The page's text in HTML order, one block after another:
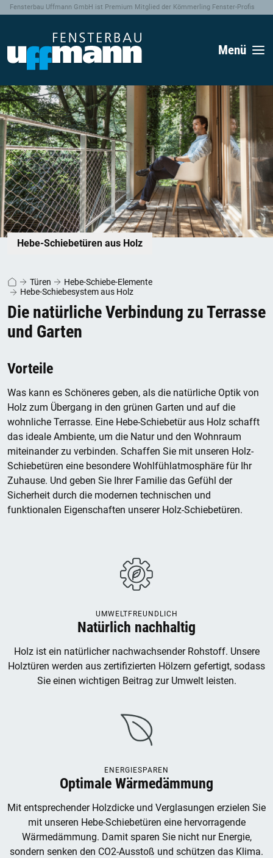
Fensterbau Uffmann GmbH ist Premium Mitglied der Kömmerling Fenster-Profis
Menü
Hebe-Schiebetüren aus Holz
Türen
Hebe-Schiebe-Elemente
Hebe-Schiebesystem aus Holz
Die natürliche Verbindung zu Terrasse
und Garten
Vorteile
Was kann es Schöneres geben, als die natürliche Optik von
Holz zum Übergang in den grünen Garten und auf die
wohnliche Terrasse. Eine Hebe-Schiebetür aus Holz schafft
das ideale Ambiente, um die Natur und den Wohnraum
miteinander zu verbinden. Schaffen Sie mit unseren Holz-
Schiebetüren eine besondere Wohlfühlatmosphäre für Ihr
Zuhause. Und geben Sie Ihrer Familie das Gefühl der
Sicherheit durch die modernen technischen und
funktionalen Eigenschaften unserer Holz-Schiebetüren.
UMWELTFREUNDLICH
Natürlich nachhaltig
Holz ist ein natürlicher nachwachsender Rohstoff. Unsere
Holztüren werden aus zertifizierten Hölzern gefertigt, sodass
Sie einen wichtigen Beitrag zur Umwelt leisten.
ENERGIESPAREN
Optimale Wärmedämmung
Mit entsprechender Holzdicke und Verglasungen erzielen Sie
mit unseren Hebe-Schiebetüren eine hervorragende
Wärmedämmung. Damit sparen Sie nicht nur Energie,
sondern senken den CO2-Ausstoß und schützen das Klima.